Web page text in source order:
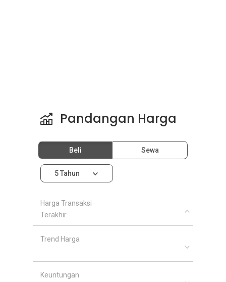
Pandangan Harga
Beli Sewa
5 Tahun
Harga Transaksi
Terakhir
Trend Harga
Keuntungan